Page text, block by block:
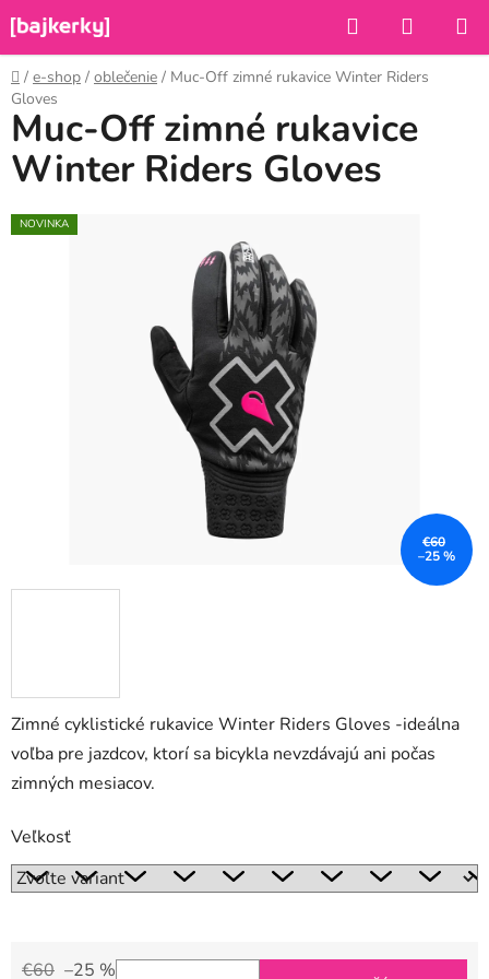
na
obsah
Hľadať
KOŠÍK
Domov
/ e-shop / oblečenie / Muc-Off zimné rukavice Winter Riders
Gloves
Zimné cyklistické rukavice Winter Riders Gloves -ideálna
voľba pre jazdcov, ktorí sa bicykla nevzdávajú ani počas
zimných mesiacov.
Veľkosť
€60 –25 %
Muc-Off zimné rukavice
Winter Riders Gloves
NOVINKA
€60
–25 %